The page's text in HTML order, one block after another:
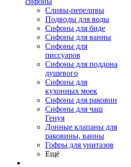
Сливы-переливы
Подводы для воды
Сифоны для биде
Сифоны для ванны
Сифоны для
писсуаров
Сифоны для поддона
душевого
Сифоны для
кухонных моек
Сифоны для раковин
Сифоны для чаш
Генуя
Донные клапаны для
раковины, ванны
Гофры для унитазов
Ещё